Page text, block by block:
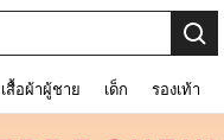
เสื้อผ้าผู้ชาย เด็ก รองเท้า